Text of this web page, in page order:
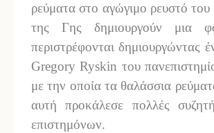
ρεύματα στο αγώγιμο ρευστό
της Γης δημιουργούν μια
περιστρέφονται δημιουργώντας
Gregory Ryskin του
με την οποία τα θαλάσσια
αυτή προκάλεσε πολλές
επιστημόνων.